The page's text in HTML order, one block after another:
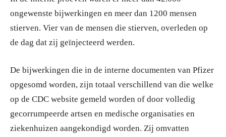
ongewenste bijwerkingen en meer dan 1200 mensen
stierven. Vier van de mensen die stierven, overleden op
de dag dat zij geïnjecteerd werden.
De bijwerkingen die in de interne documenten van Pfizer
opgesomd worden, zijn totaal verschillend van die welke
op de CDC website gemeld worden of door volledig
gecorrumpeerde artsen en medische organisaties en
ziekenhuizen aangekondigd worden. Zij omvatten